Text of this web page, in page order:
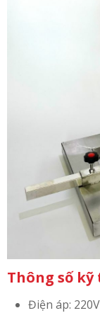
Thông số
Điện áp: 220V